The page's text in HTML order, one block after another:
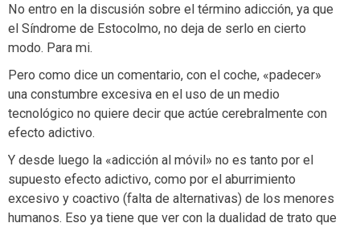
No entro en la discusión sobre el término adicción, ya que
el Síndrome de Estocolmo, no deja de serlo en cierto
modo. Para mi.
Pero como dice un comentario, con el coche, «padecer»
una constumbre excesiva en el uso de un medio
tecnológico no quiere decir que actúe cerebralmente con
efecto adictivo.
Y desde luego la «adicción al móvil» no es tanto por el
supuesto efecto adictivo, como por el aburrimiento
excesivo y coactivo (falta de alternativas) de los menores
humanos. Eso ya tiene que ver con la dualidad de trato que